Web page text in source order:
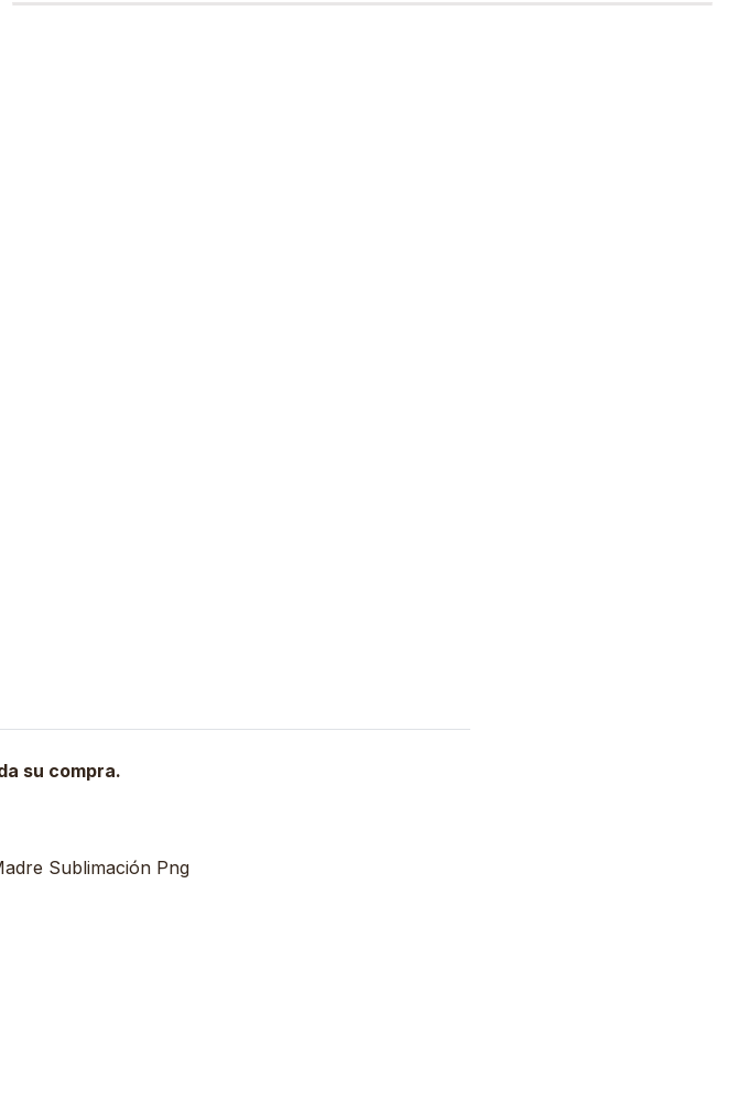
su compra.
Sublimación Png